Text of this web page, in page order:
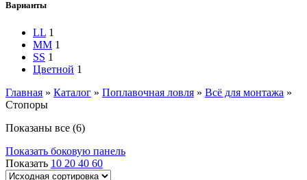
Варианты
LL 1
MM 1
SS 1
Цветной 1
Главная » Каталог » Поплавочная ловля » Всё для монтажа »
Стопоры
Показаны все (6)
Показать боковую панель
Показать 10 20 40 60